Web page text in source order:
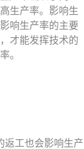
生产率。影响生
响生产率的主要
才能发挥技术的
。
返工也会影响生产